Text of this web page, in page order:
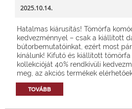
2025.10.14.
Hatalmas kiárusítás! Tömörfa
kedvezménnyel – csak a kiállított
bútorbemutatóinkat, ezért most
kínálunk! Kifutó és kiállított
kollekcióját 40% rendkívüli
meg, az akciós termékek
TOVÁBB